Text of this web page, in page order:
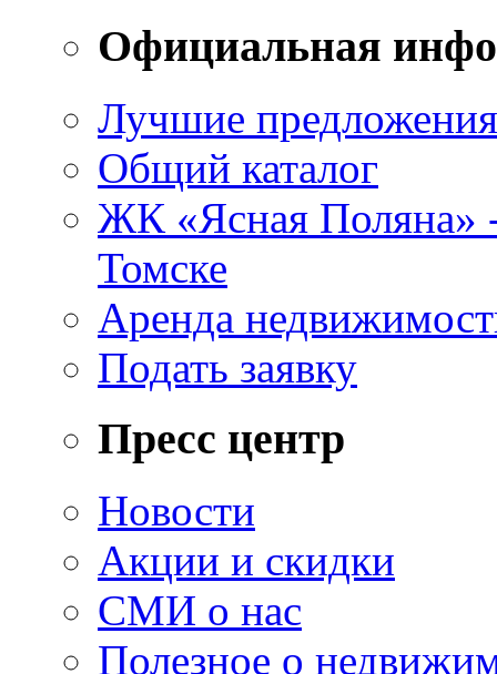
Официальная
Лучшие предложения
Общий каталог
ЖК «Ясная Поляна»
Томске
Аренда
Подать заявку
Пресс центр
Новости
Акции и скидки
СМИ о нас
Полезное о